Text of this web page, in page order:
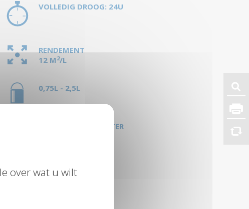
VOLLEDIG DROOG: 24U
RENDEMENT
12 M2/L
0,75L - 2,5L
REINIGING MET WATER
over wat u wilt